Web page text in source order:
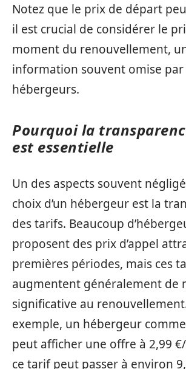
Notez que le prix de départ
il est crucial de considérer le
moment du renouvellement,
information souvent omise par
hébergeurs.
Pourquoi la
est essentielle
Un des aspects souvent
choix d’un hébergeur est la
des tarifs. Beaucoup
proposent des prix d’appel
premières périodes, mais ces
augmentent généralement de
significative au
exemple, un hébergeur
peut afficher une offre à 2,99
ce tarif peut passer à environ